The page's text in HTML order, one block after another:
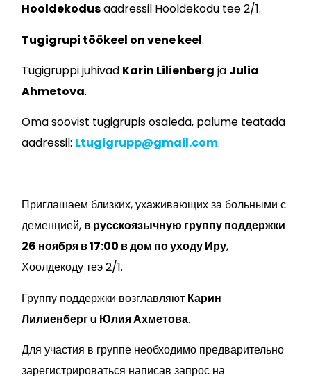
Hooldekodusaadressil Hooldekodu tee 2/1.
Tugigrupi töökeel on vene keel.
Tugigruppi juhivad Karin Lilienberg ja Julia
Ahmetova.
Oma soovist tugigrupis osaleda, palume teatada
aadressil: Ltugigrupp@gmail.com.
Приглашаем близких, ухаживающих за больными с
деменцией, в русскоязычную группу поддержки
26 ноября в 17:00 в дом по уходу Иру,
Хоолдекоду теэ 2/1.
Группу поддержки возглавляют Карин
Лилиенбергu Юлия Ахметова.
Для участия в группе необходимо предварительно
зарегистрироваться написав запрос на